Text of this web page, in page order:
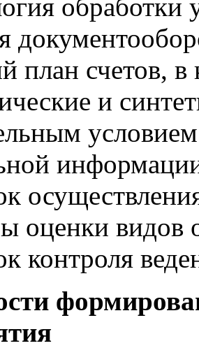
план счетов,
и
оценки видов
контроля